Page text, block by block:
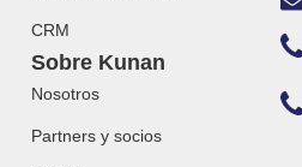
CRM
Sobre Kunan
Nosotros
Partners y socios